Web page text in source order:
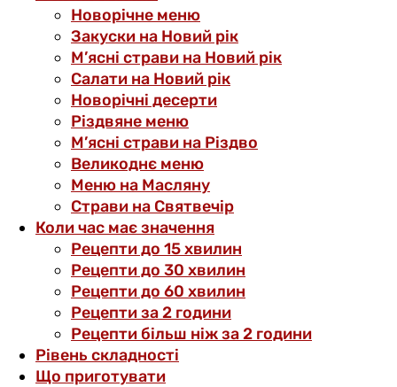
Новорічне меню
Закуски на Новий рік
М’ясні страви на Новий рік
Салати на Новий рік
Новорічні десерти
Різдвяне меню
М’ясні страви на Різдво
Великоднє меню
Меню на Масляну
Страви на Святвечір
Коли час має значення
Рецепти до 15 хвилин
Рецепти до 30 хвилин
Рецепти до 60 хвилин
Рецепти за 2 години
Рецепти більш ніж за 2 години
Рівень складності
Що приготувати